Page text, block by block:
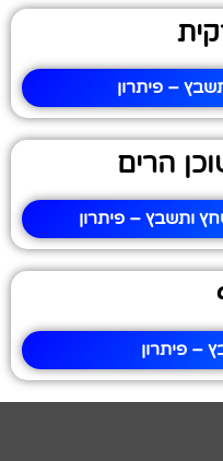
– פיתרון
הרים
ותשבץ – פיתרון
– פיתרון